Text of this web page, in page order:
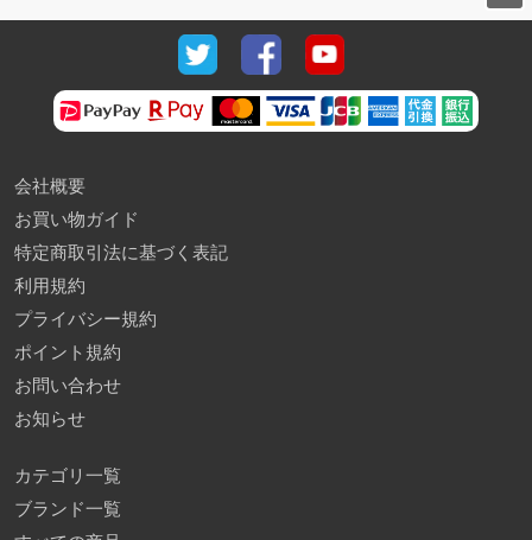
会社概要
お買い物ガイド
特定商取引法に基づく表記
利用規約
プライバシー規約
ポイント規約
お問い合わせ
お知らせ
カテゴリ一覧
ブランド一覧